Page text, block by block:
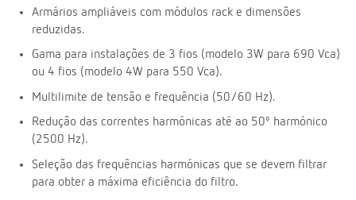
Armários ampliáveis com módulos rack e dimensões
reduzidas.
Gama para instalações de 3 fios (modelo 3W para 690 Vca)
ou 4 fios (modelo 4W para 550 Vca).
Multilimite de tensão e frequência (50/60 Hz).
Redução das correntes harmónicas até ao 50º harmónico
(2500 Hz).
Seleção das frequências harmónicas que se devem filtrar
para obter a máxima eficiência do filtro.